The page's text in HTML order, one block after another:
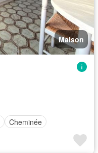
Maison
Cheminée